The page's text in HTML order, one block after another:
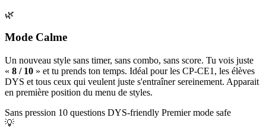
🌿
Mode Calme
Un nouveau style sans timer, sans combo, sans score. Tu vois juste
« 8 / 10 » et tu prends ton temps. Idéal pour les CP-CE1, les élèves
DYS et tous ceux qui veulent juste s'entraîner sereinement. Apparait
en première position du menu de styles.
Sans pression 10 questions DYS-friendly Premier mode safe
💡